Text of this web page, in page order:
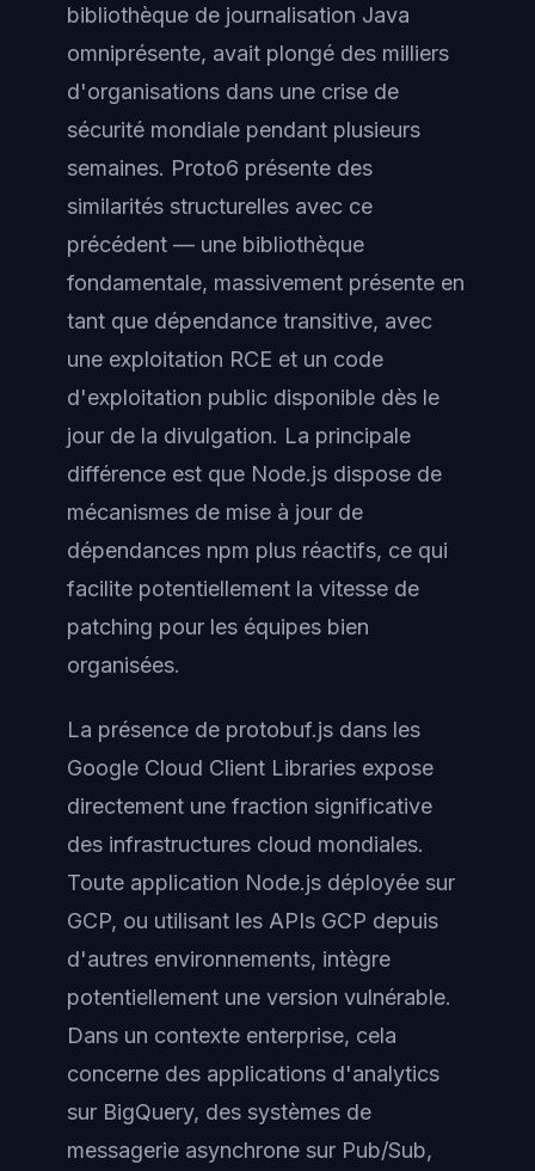
bibliothèque de journalisation Java
omniprésente, avait plongé des milliers
d'organisations dans une crise de
sécurité mondiale pendant plusieurs
semaines. Proto6 présente des
similarités structurelles avec ce
précédent — une bibliothèque
fondamentale, massivement présente en
tant que dépendance transitive, avec
une exploitation RCE et un code
d'exploitation public disponible dès le
jour de la divulgation. La principale
différence est que Node.js dispose de
mécanismes de mise à jour de
dépendances npm plus réactifs, ce qui
facilite potentiellement la vitesse de
patching pour les équipes bien
organisées.
La présence de protobuf.js dans les
Google Cloud Client Libraries expose
directement une fraction significative
des infrastructures cloud mondiales.
Toute application Node.js déployée sur
GCP, ou utilisant les APIs GCP depuis
d'autres environnements, intègre
potentiellement une version vulnérable.
Dans un contexte enterprise, cela
concerne des applications d'analytics
sur BigQuery, des systèmes de
messagerie asynchrone sur Pub/Sub,